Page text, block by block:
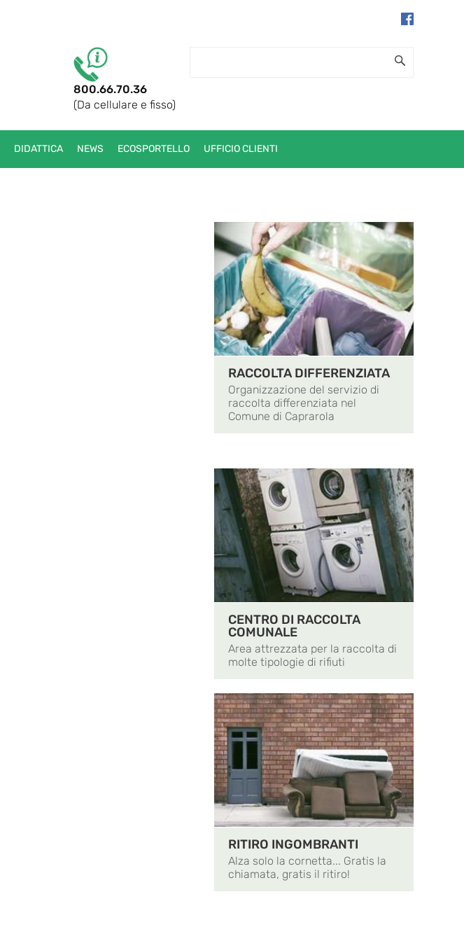
800.66.70.36
(Da cellulare e fisso)
DIDATTICA NEWS ECOSPORTELLO UFFICIO CLIENTI
RACCOLTA DIFFERENZIATA
Organizzazione del servizio di
raccolta differenziata nel
Comune di Caprarola
CENTRO DI RACCOLTA
COMUNALE
Area attrezzata per la raccolta di
molte tipologie di rifiuti
RITIRO INGOMBRANTI
Alza solo la cornetta... Gratis la
chiamata, gratis il ritiro!